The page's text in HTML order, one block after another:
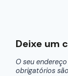
Deixe um
O seu
obrigatórios